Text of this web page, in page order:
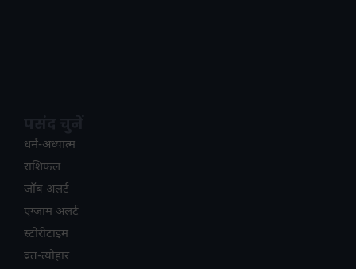
धर्म-अध्यात्म
राशिफल
जॉब अलर्ट
एग्जाम अलर्ट
स्टोरीटाइम
व्रत-त्योहार